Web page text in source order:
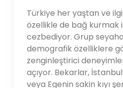
Türkiye her yaştan ve
özellikle de bağ kurmak
cezbediyor. Grup
demografik özelliklere
zenginleştirici
açıyor. Bekarlar,
veya Egenin sakin kıyı